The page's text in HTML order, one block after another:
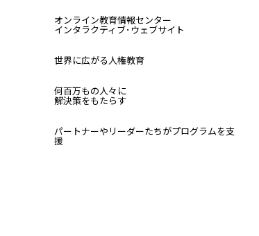
オンライン教育情報センター
インタラクティブ･ウェブサイト
世界に広がる人権教育
何百万もの人々に
解決策をもたらす
パートナーやリーダーたちがプログラムを支
援